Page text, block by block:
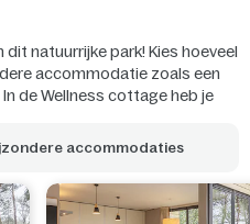
natuurrijke park! Kies hoeveel
accommodatie zoals een
de Wellness cottage heb je
accommodaties